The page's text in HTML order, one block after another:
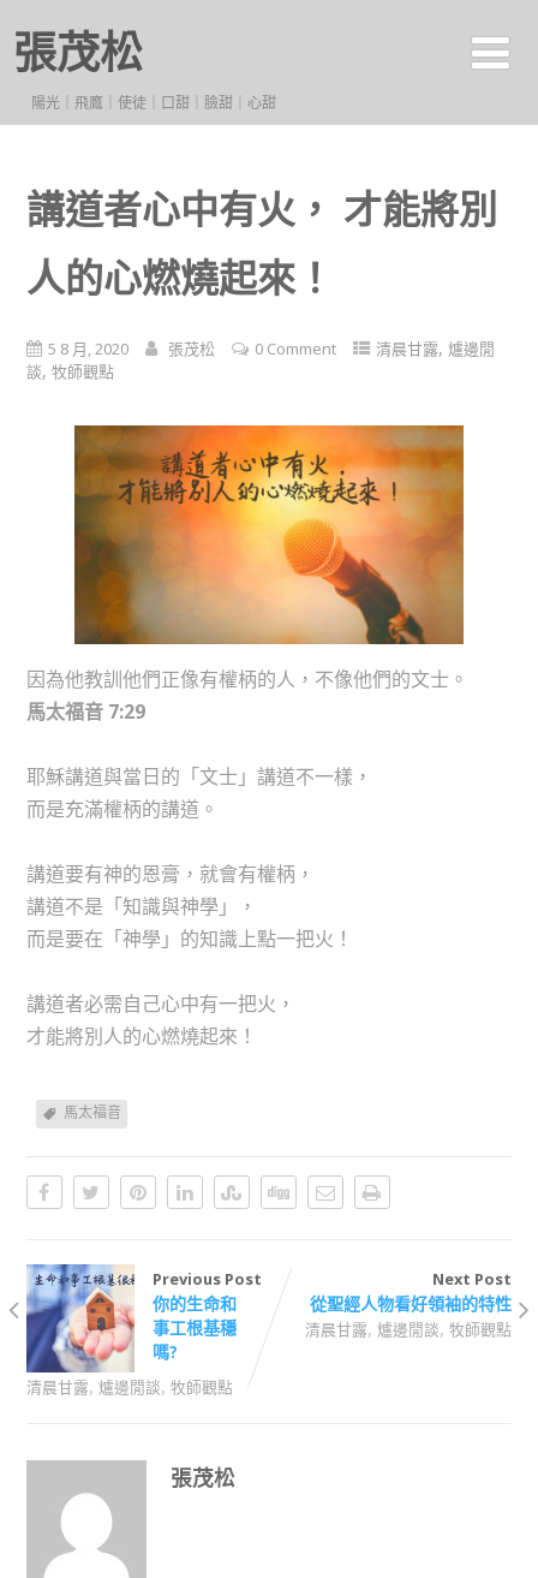
張茂松
陽光｜飛鷹｜使徒｜口甜｜臉甜｜心甜
講道者心中有火， 才能將別
人的心燃燒起來！
5 8 月, 2020 張茂松 0 Comment 清晨甘露, 爐邊閒
談, 牧師觀點
因為他教訓他們正像有權柄的人，不像他們的文士。
馬太福音 7:29
耶穌講道與當日的「文士」講道不一樣，
而是充滿權柄的講道。
講道要有神的恩膏，就會有權柄，
講道不是「知識與神學」，
而是要在「神學」的知識上點一把火！
講道者必需自己心中有一把火，
才能將別人的心燃燒起來！
馬太福音
Previous Post
你的生命和
事工根基穩
嗎?
清晨甘露, 爐邊閒談, 牧師觀點
Next Post
從聖經人物看好領袖的特性
清晨甘露,爐邊閒談,牧師觀點
張茂松